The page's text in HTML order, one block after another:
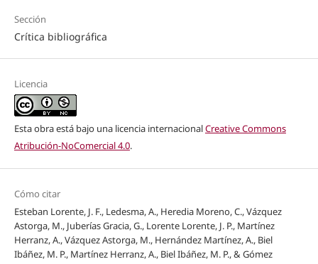
Sección
Crítica bibliográfica
Licencia
Esta obra está bajo una licencia internacionalCreative Commons
Atribución-NoComercial 4.0.
Cómo citar
Esteban Lorente, J. F., Ledesma, A., Heredia Moreno, C., Vázquez
Astorga, M., Juberías Gracia, G., Lorente Lorente, J. P., Martínez
Herranz, A., Vázquez Astorga, M., Hernández Martínez, A., Biel
Ibáñez, M. P., Martínez Herranz, A., Biel Ibáñez, M. P., & Gómez